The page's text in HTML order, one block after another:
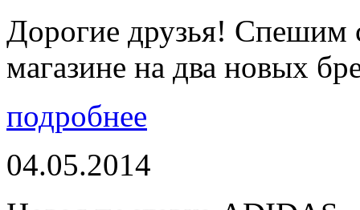
Дорогие друзья! Спешим
магазине на два новых
подробнее
04.05.2014